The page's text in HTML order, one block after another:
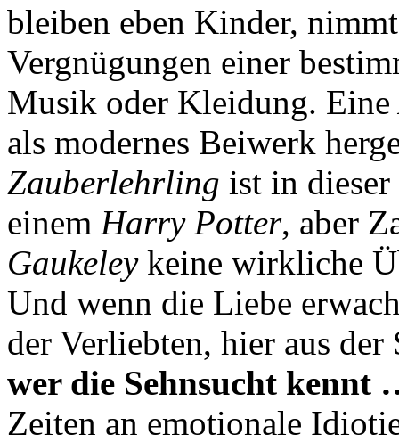
bleiben eben Kinder,
Vergnügungen einer
Musik oder Kleidung. Eine
als modernes Beiwerk
Zauberlehrling ist in
einem Harry Potter, aber
Gaukeleykeine wirkliche
Und wenn die Liebe
der Verliebten, hier aus
wer die Sehnsucht kennt
Zeiten an emotionale